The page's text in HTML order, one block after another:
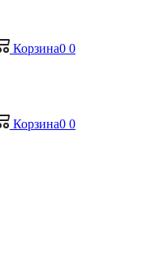
Корзина0 0
Корзина0 0